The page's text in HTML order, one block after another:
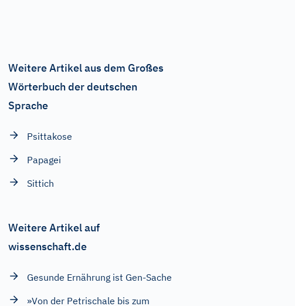
Weitere Artikel aus dem Großes
Wörterbuch der deutschen
Sprache
Psittakose
Papagei
Sittich
Weitere Artikel auf
wissenschaft.de
Gesunde Ernährung ist Gen-Sache
»Von der Petrischale bis zum